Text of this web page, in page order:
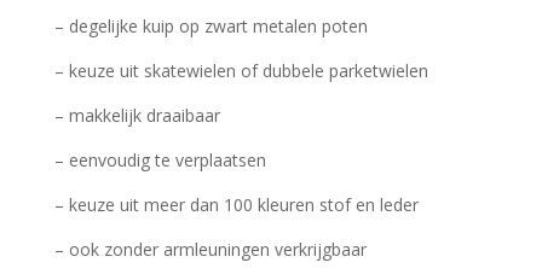
– degelijke kuip op zwart metalen poten
– keuze uit skatewielen of dubbele parketwielen
– makkelijk draaibaar
– eenvoudig te verplaatsen
– keuze uit meer dan 100 kleuren stof en leder
– ook zonder armleuningen verkrijgbaar